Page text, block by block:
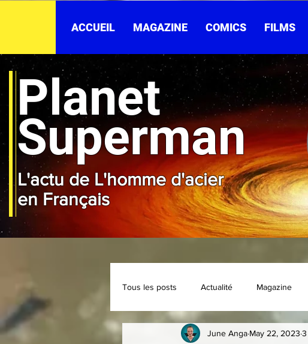
ACCUEIL MAGAZINE COMICS FILMS
Planet
Superman
L'actu de L'homme d'acier
en Français
Tous les posts Actualité Magazine
Classique Collection Convention
June Anga May 22, 2023